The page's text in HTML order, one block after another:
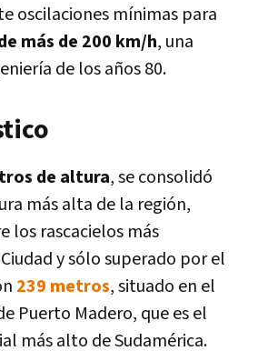
oscilaciones mínimas para
más de 200 km/h, una
de los años 80.
de altura, se consolidó
más alta de la región,
los rascacielos más
y sólo superado por el
239 metros, situado en el
Puerto Madero, que es el
más alto de Sudamérica.